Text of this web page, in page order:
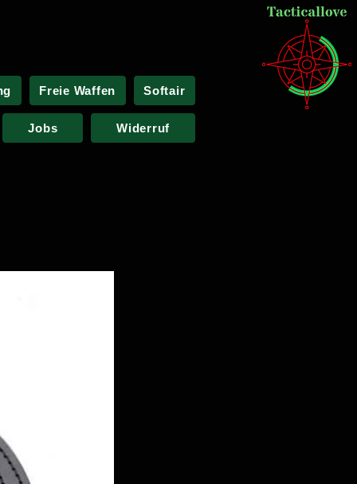
Freie Waffen Softair
Jobs Widerruf